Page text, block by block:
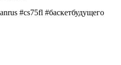
#cs75fl #баскетбудущего